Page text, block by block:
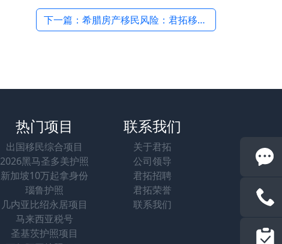
下一篇：希腊房产移民风险：君拓移民风险评估与规避方案 →
热门项目
出国移民综合项目
2026黑马圣多美护照
新加坡10万起拿身份
瑙鲁护照
几内亚比绍永居项目
马来西亚税号
圣基茨护照项目
联系我们
关于君拓
公司领导
君拓招聘
君拓荣誉
联系我们